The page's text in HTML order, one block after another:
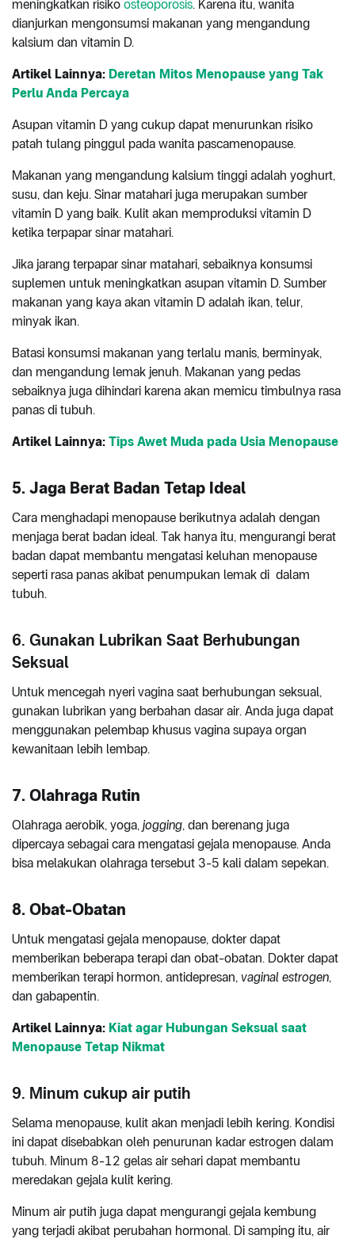
meningkatkan risiko osteoporosis. Karena itu, wanita
dianjurkan mengonsumsi makanan yang mengandung
kalsium dan vitamin D.
Artikel Lainnya: Deretan Mitos Menopause yang Tak
Perlu Anda Percaya
Asupan vitamin D yang cukup dapat menurunkan risiko
patah tulang pinggul pada wanita pascamenopause.
Makanan yang mengandung kalsium tinggi adalah yoghurt,
susu, dan keju. Sinar matahari juga merupakan sumber
vitamin D yang baik. Kulit akan memproduksi vitamin D
ketika terpapar sinar matahari.
Jika jarang terpapar sinar matahari, sebaiknya konsumsi
suplemen untuk meningkatkan asupan vitamin D. Sumber
makanan yang kaya akan vitamin D adalah ikan, telur,
minyak ikan.
Batasi konsumsi makanan yang terlalu manis, berminyak,
dan mengandung lemak jenuh. Makanan yang pedas
sebaiknya juga dihindari karena akan memicu timbulnya rasa
panas di tubuh.
Artikel Lainnya: Tips Awet Muda pada Usia Menopause
5. Jaga Berat Badan Tetap Ideal
Cara menghadapi menopause berikutnya adalah dengan
menjaga berat badan ideal. Tak hanya itu, mengurangi berat
badan dapat membantu mengatasi keluhan menopause
seperti rasa panas akibat penumpukan lemak di dalam
tubuh.
6. Gunakan Lubrikan Saat Berhubungan
Seksual
Untuk mencegah nyeri vagina saat berhubungan seksual,
gunakan lubrikan yang berbahan dasar air. Anda juga dapat
menggunakan pelembap khusus vagina supaya organ
kewanitaan lebih lembap.
7. Olahraga Rutin
Olahraga aerobik, yoga, jogging, dan berenang juga
dipercaya sebagai cara mengatasi gejala menopause. Anda
bisa melakukan olahraga tersebut 3-5 kali dalam sepekan.
8. Obat-Obatan
Untuk mengatasi gejala menopause, dokter dapat
memberikan beberapa terapi dan obat-obatan. Dokter dapat
memberikan terapi hormon, antidepresan, vaginal estrogen,
dan gabapentin.
Artikel Lainnya: Kiat agar Hubungan Seksual saat
Menopause Tetap Nikmat
9. Minum cukup air putih
Selama menopause, kulit akan menjadi lebih kering. Kondisi
ini dapat disebabkan oleh penurunan kadar estrogen dalam
tubuh. Minum 8-12 gelas air sehari dapat membantu
meredakan gejala kulit kering.
Minum air putih juga dapat mengurangi gejala kembung
yang terjadi akibat perubahan hormonal. Di samping itu, air